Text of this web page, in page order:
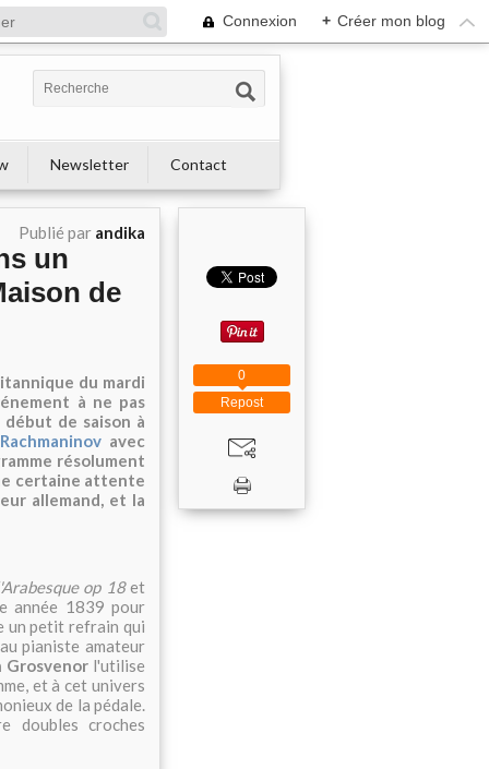
Connexion + Créer mon blog
Newsletter Contact
Publié par andika
un
de
du mardi
à ne pas
de saison à
avec
résolument
certaine attente
allemand, et la
op 18et
année 1839 pour
un petit refrain qui
pianiste amateur
Grosvenor l'utilise
et à cet univers
de la pédale.
doubles croches
Repost
0